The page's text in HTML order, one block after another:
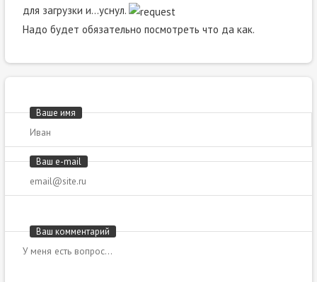
для загрузки и…уснул.
Надо будет обязательно посмотреть что да как.
Ваше имя
Ваш e-mail
Ваш комментарий